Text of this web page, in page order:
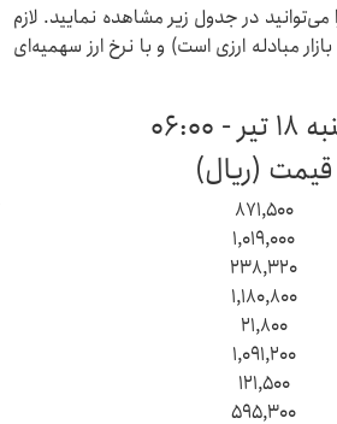
دلار، یورو، پوند و سایر ارزها امروز چهارشنبه ۱۸ تیر ۱۴۰۴ را می‌توانید در جدول زیر مشاهده نمایید. لازم
مبادله ارزی است) و با نرخ ارز سهمیه‌ای
قیمت (ریال)
۸۷۱,۵۰۰
۱,۰۱۹,۰۰۰
۲۳۸,۳۲۰
۱,۱۸۰,۸۰۰
۲۱,۸۰۰
۱,۰۹۱,۲۰۰
۱۲۱,۵۰۰
۵۹۵,۳۰۰